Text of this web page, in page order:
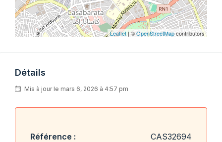
Leaflet| ©OpenStreetMapcontributors
Détails
Mis à jour le mars 6, 2026 à 4:57 pm
Référence : CAS32694